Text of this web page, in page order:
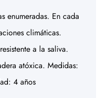
enumeradas. En cada
climáticas.
a la saliva.
atóxica. Medidas:
4 años